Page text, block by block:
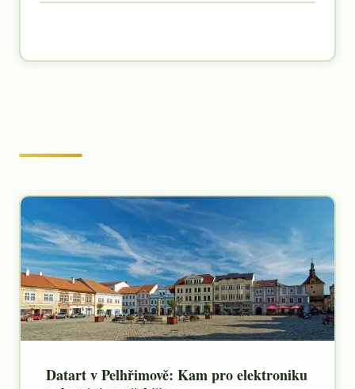
Datart v Pelhřimově: Kam pro elektroniku